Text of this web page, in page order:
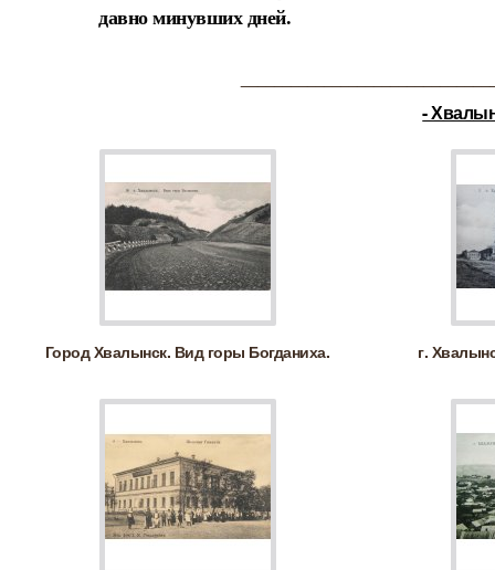
давно минувших дней.
-
Город Хвалынск. Вид горы Богданиха. г.